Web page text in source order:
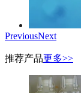
PreviousNext
推荐产品更多>>